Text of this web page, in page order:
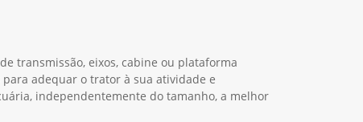
transmissão, eixos, cabine ou plataforma
adequar o trator à sua atividade e
independentemente do tamanho, a melhor